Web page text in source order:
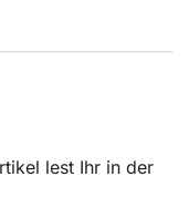
lest Ihr in der